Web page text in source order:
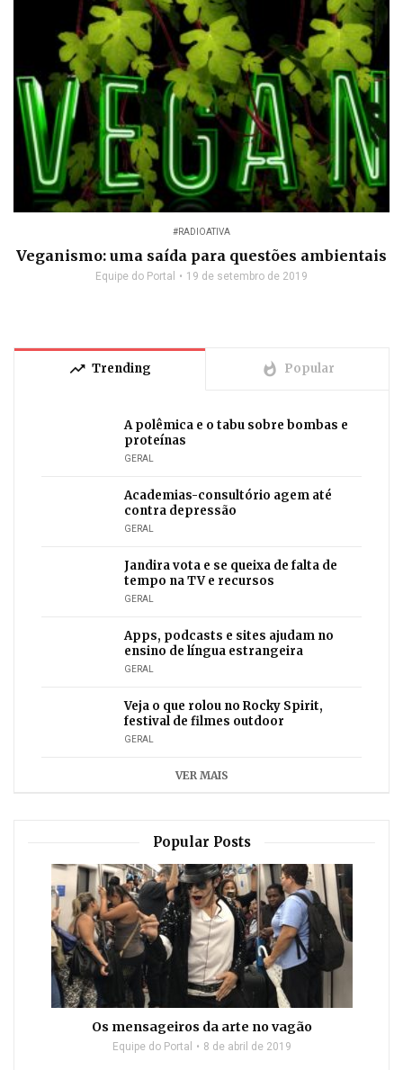
#RADIOATIVA
Veganismo: uma saída para questões ambientais
Equipe do Portal 19 de setembro de 2019
trending_up Trending whatshot Popular
A polêmica e o tabu sobre bombas e
proteínas
GERAL
Academias-consultório agem até
contra depressão
GERAL
Jandira vota e se queixa de falta de
tempo na TV e recursos
GERAL
Apps, podcasts e sites ajudam no
ensino de língua estrangeira
GERAL
Veja o que rolou no Rocky Spirit,
festival de filmes outdoor
GERAL
VER MAIS
Popular Posts
Os mensageiros da arte no vagão
Equipe do Portal 8 de abril de 2019